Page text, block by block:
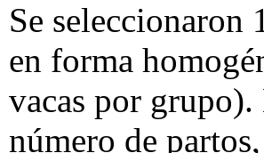
Se seleccionaron
en forma
vacas por grupo).
número de